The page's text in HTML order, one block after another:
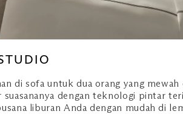
di sofa untuk dua orang yang mewah
suasananya dengan teknologi pintar
liburan Anda dengan mudah di